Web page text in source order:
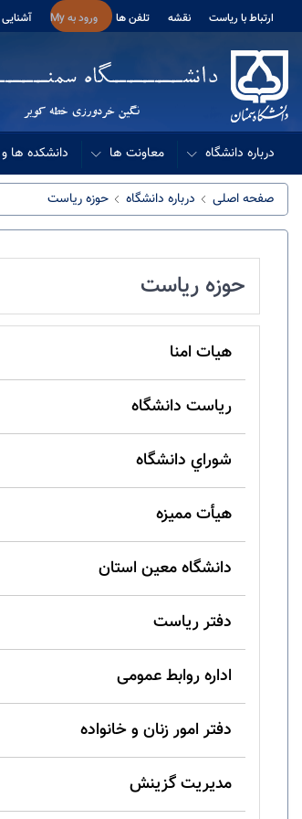
ارتباط با ریاست نقشه تلفن ها ورود به My
درباره دانشگاه معاونت ها دانشکده ها
صفحه اصلی درباره دانشگاه حوزه ریاست
حوزه ریاست
هیات امنا
ریاست دانشگاه
شوراي دانشگاه
هيأت مميزه
دانشگاه معین استان
دفتر ریاست
اداره روابط عمومی
دفتر امور زنان و خانواده
مدیریت گزینش